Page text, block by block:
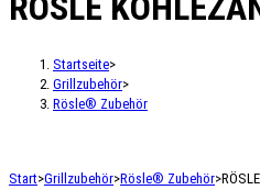
Startseite>
Grillzubehör>
Rösle® Zubehör
Start>Grillzubehör>Rösle® Zubehör>